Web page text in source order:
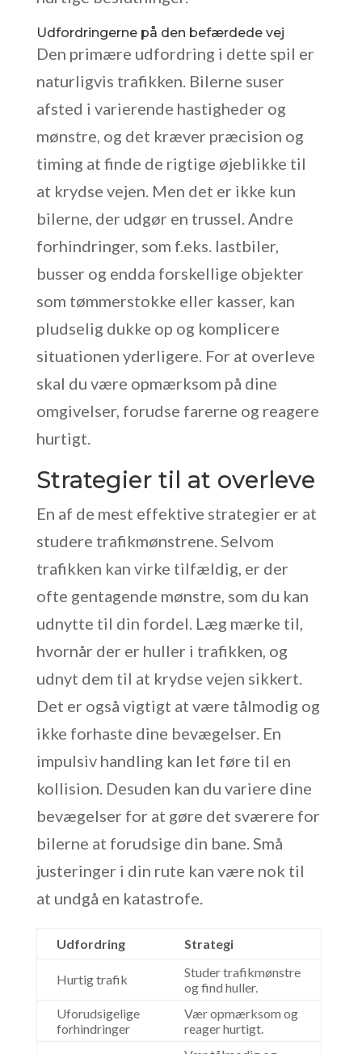
Udfordringerne på den befærdede vej
Den primære udfordring i dette spil er
naturligvis trafikken. Bilerne suser
afsted i varierende hastigheder og
mønstre, og det kræver præcision og
timing at finde de rigtige øjeblikke til
at krydse vejen. Men det er ikke kun
bilerne, der udgør en trussel. Andre
forhindringer, som f.eks. lastbiler,
busser og endda forskellige objekter
som tømmerstokke eller kasser, kan
pludselig dukke op og komplicere
situationen yderligere. For at overleve
skal du være opmærksom på dine
omgivelser, forudse farerne og reagere
hurtigt.
Strategier til at overleve
En af de mest effektive strategier er at
studere trafikmønstrene. Selvom
trafikken kan virke tilfældig, er der
ofte gentagende mønstre, som du kan
udnytte til din fordel. Læg mærke til,
hvornår der er huller i trafikken, og
udnyt dem til at krydse vejen sikkert.
Det er også vigtigt at være tålmodig og
ikke forhaste dine bevægelser. En
impulsiv handling kan let føre til en
kollision. Desuden kan du variere dine
bevægelser for at gøre det sværere for
bilerne at forudsige din bane. Små
justeringer i din rute kan være nok til
at undgå en katastrofe.
Udfordring Strategi
Hurtig trafik
Studer trafikmønstre
og find huller.
Uforudsigelige
forhindringer
Vær opmærksom og
reager hurtigt.